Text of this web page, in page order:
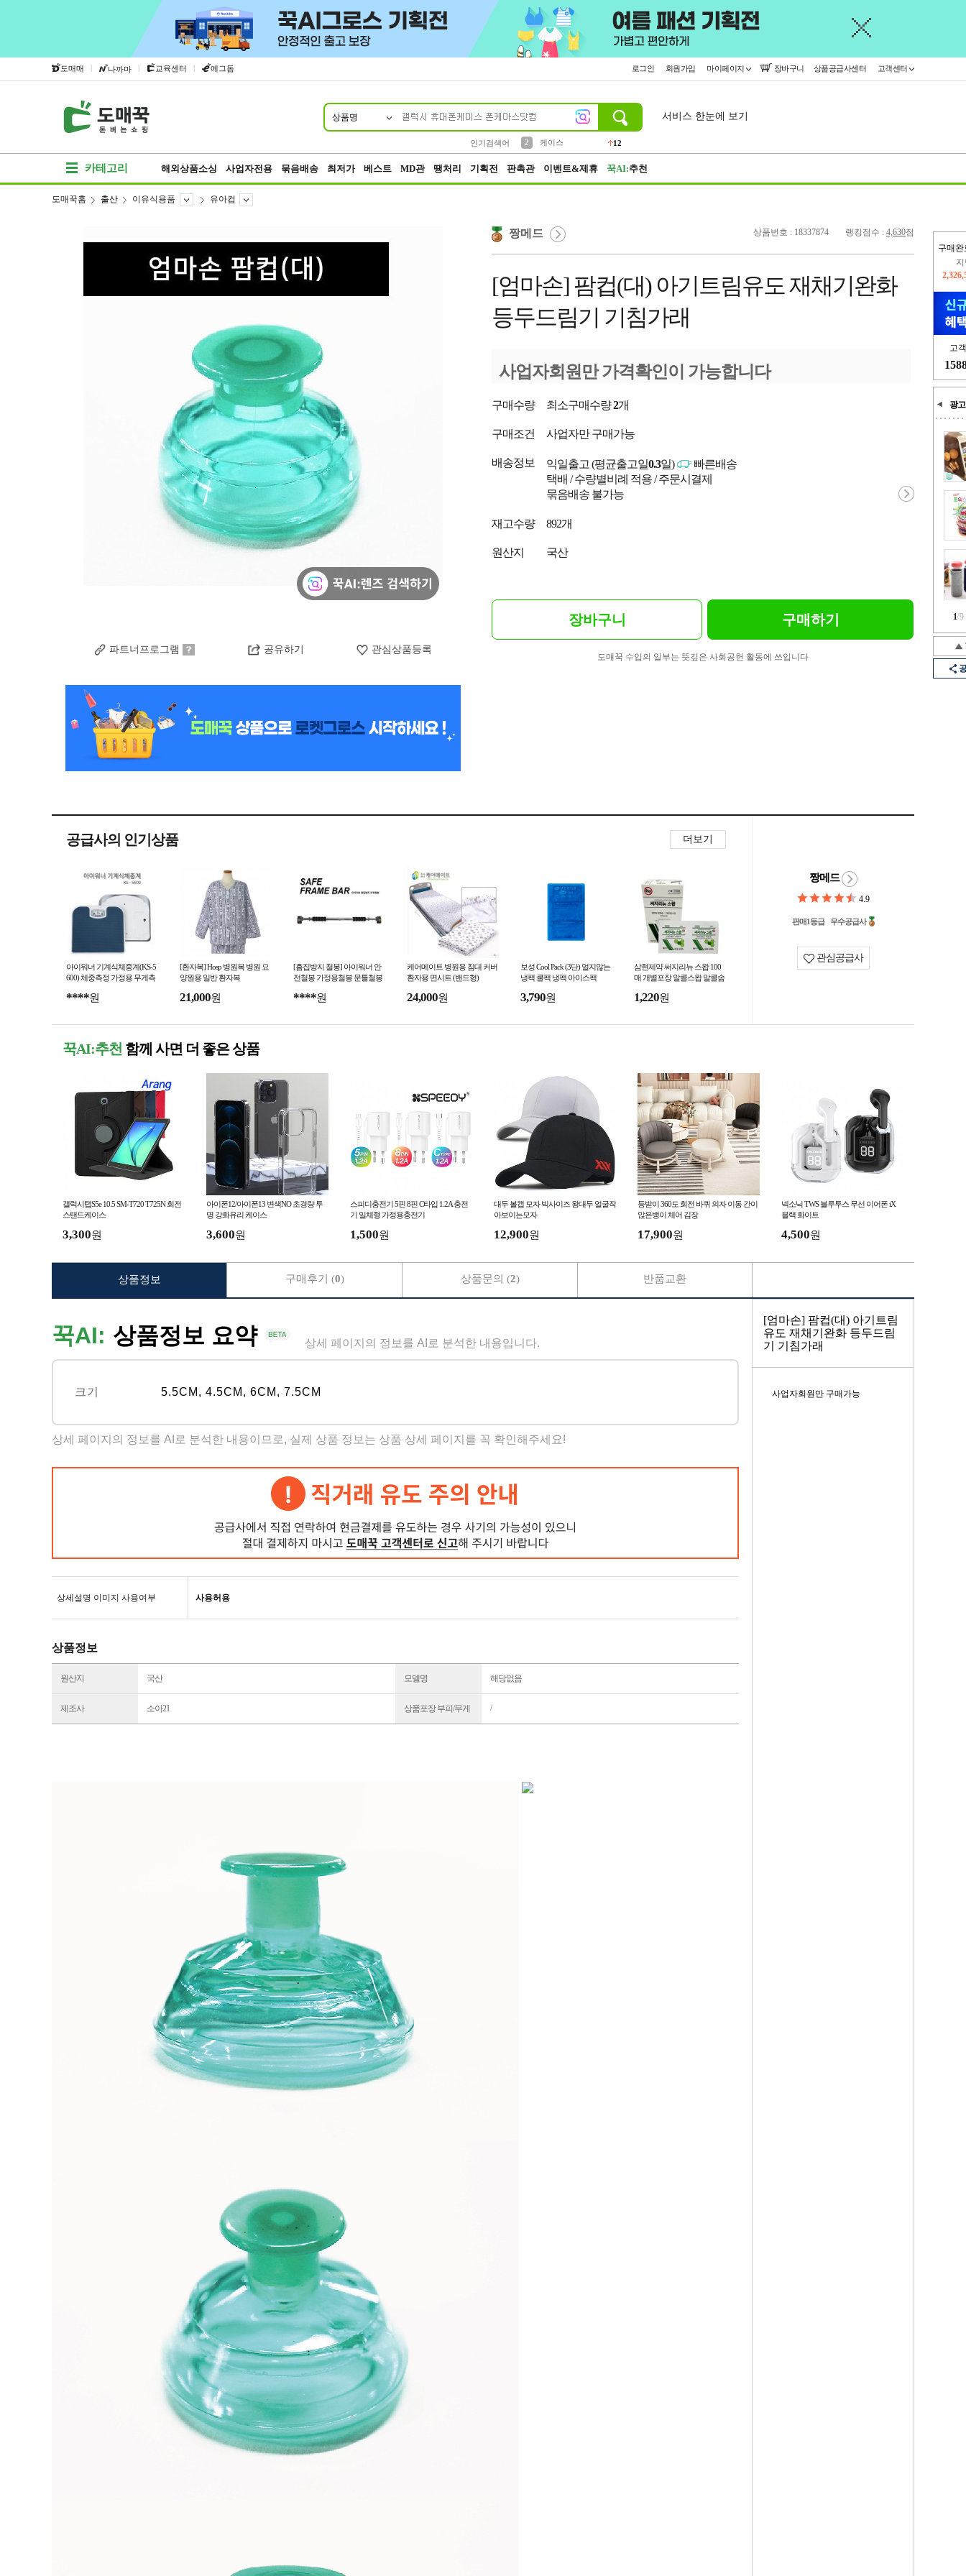
도매매 | 나까마 | 교육센터 | 에그돔 로그인 회원가입 마이페이지 장바구니 상품공급사센터 고객센터
상품명
인기검색어
2
케이스
12
서비스 한눈에 보기
카테고리 해외상품소싱 사업자전용 묶음배송 최저가 베스트 MD관 땡처리 기획전 판촉관 이벤트&제휴 꾹AI:추천
구매완
고
광고
1/9
도매꾹홈 출산 이유식용품 유아컵
파트너프로그램 공유하기 관심상품등록
상품번호 : 18337874 랭킹점수 : 4,630점
짱메드
[엄마손] 팜컵(대) 아기트림유도 재채기완화
등두드림기 기침가래
사업자회원만 가격확인이 가능합니다
구매수량 최소구매수량2개
구매조건 사업자만 구매가능
배송정보 익일출고 (평균출고일0.3일)
빠른배송
택배 / 수량별비례 적용 / 주문시결제
묶음배송 불가능
재고수량 892개
원산지 국산
장바구니 구매하기
도매꾹 수입의 일부는 뜻깊은 사회공헌 활동에 쓰입니다
공급사의 인기상품 더보기
아이워너 기계식체중계(KS-5
600) 체중측정 가정용 무게측
****원
[환자복] Hosp 병원복 병원 요
양원용 일반 환자복
21,000원
[흠집방지 철봉] 아이워너 안
전철봉 가정용철봉 문틀철봉
걸이기구 풀업바 턱
****원
케어메이트 병원용 침대 커버
환자용 면시트 (밴드형)
24,000원
보성 Cool Pack (3단) 얼지않는
냉팩 쿨팩 냉팩 아이스팩
3,790원
삼현제약 써지리뉴 스왑 100
매 개별포장 알콜스왑 알콜솜
병원용
1,220원
짱메드
4.9
판매1등급 우수공급사
관심공급사
꾹AI:추천 함께 사면 더 좋은 상품
갤럭시탭S5e 10.5 SM-T720 T725N 회전
스탠드케이스
3,300원
아이폰12/아이폰13 변색NO 초경량 투
명 강화유리 케이스
3,600원
스피디충전기 5핀 8핀 C타입 1.2A 충전
기 일체형 가정용충전기
1,500원
대두 볼캡 모자 빅사이즈 왕대두 얼굴작
아보이는모자
12,900원
등받이 360도 회전 바퀴 의자 이동 간이
앉은뱅이 체어 김장
17,900원
넥소닉 TWS 블루투스 무선 이어폰 iX
블랙 화이트
4,500원
꾹AI: 상품정보 요약 상세 페이지의 정보를 AI로 분석한 내용입니다.
크기 5.5CM, 4.5CM, 6CM, 7.5CM
상세 페이지의 정보를 AI로 분석한 내용이므로, 실제 상품 정보는 상품 상세 페이지를 꼭 확인해주세요!
상세설명 이미지 사용여부 사용허용
상품정보
원산지 국산 모델명 해당없음
제조사 소아21 상품포장 부피/무게 /
상품정보 구매후기 (0) 상품문의 (2) 반품교환
[엄마손] 팜컵(대) 아기트림
유도 재채기완화 등두드림
기 기침가래
사업자회원만 구매가능